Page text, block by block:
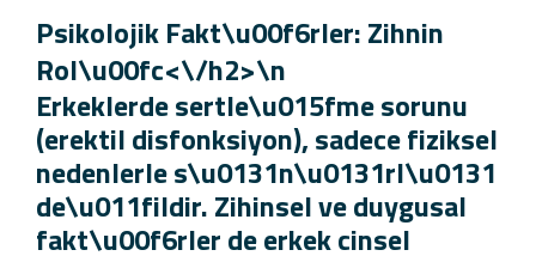
Psikolojik Fakt\u00f6rler: Zihnin
Rol\u00fc<\/h2>\n
Erkeklerde sertle\u015fme sorunu
(erektil disfonksiyon), sadece
nedenlerle
de\u011fildir. Zihinsel ve duygusal
fakt\u00f6rler de erkek cinsel